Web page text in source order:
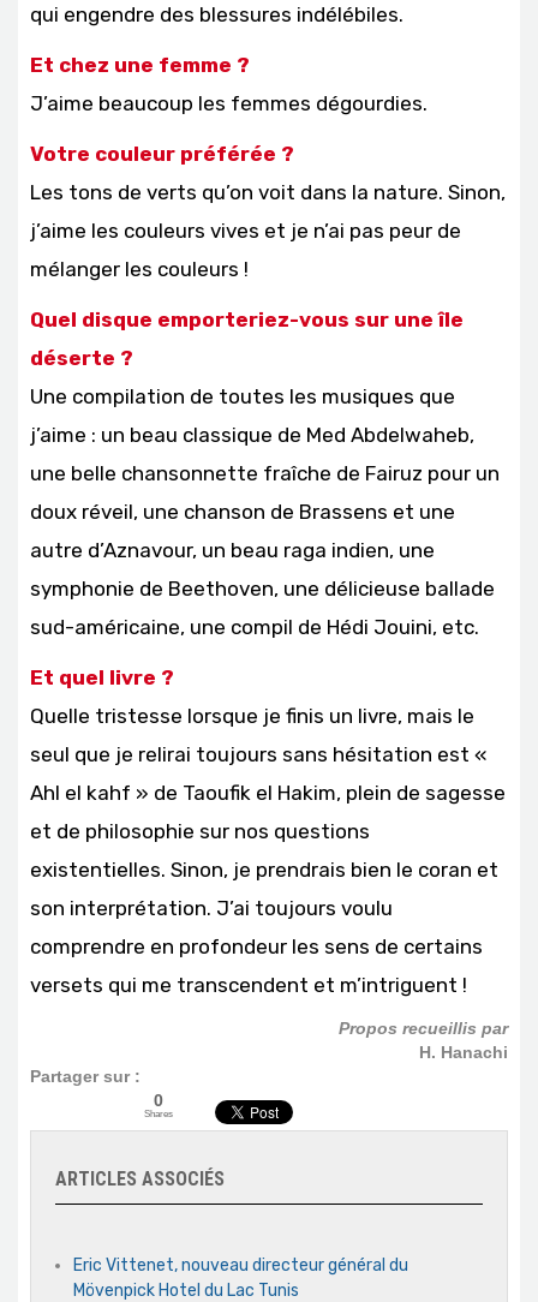
qui engendre des blessures indélébiles.
Et chez une femme ?
J’aime beaucoup les femmes dégourdies.
Votre couleur préférée ?
Les tons de verts qu’on voit dans la nature. Sinon,
j’aime les couleurs vives et je n’ai pas peur de
mélanger les couleurs !
Quel disque emporteriez-vous sur une île
déserte ?
Une compilation de toutes les musiques que
j’aime : un beau classique de Med Abdelwaheb,
une belle chansonnette fraîche de Fairuz pour un
doux réveil, une chanson de Brassens et une
autre d’Aznavour, un beau raga indien, une
symphonie de Beethoven, une délicieuse ballade
sud-américaine, une compil de Hédi Jouini, etc.
Et quel livre ?
Quelle tristesse lorsque je finis un livre, mais le
seul que je relirai toujours sans hésitation est «
Ahl el kahf » de Taoufik el Hakim, plein de sagesse
et de philosophie sur nos questions
existentielles. Sinon, je prendrais bien le coran et
son interprétation. J’ai toujours voulu
comprendre en profondeur les sens de certains
versets qui me transcendent et m’intriguent !
Propos recueillis par
H. Hanachi
Partager sur :
0
Shares
ARTICLES ASSOCIÉS
Eric Vittenet, nouveau directeur général du
Mövenpick Hotel du Lac Tunis